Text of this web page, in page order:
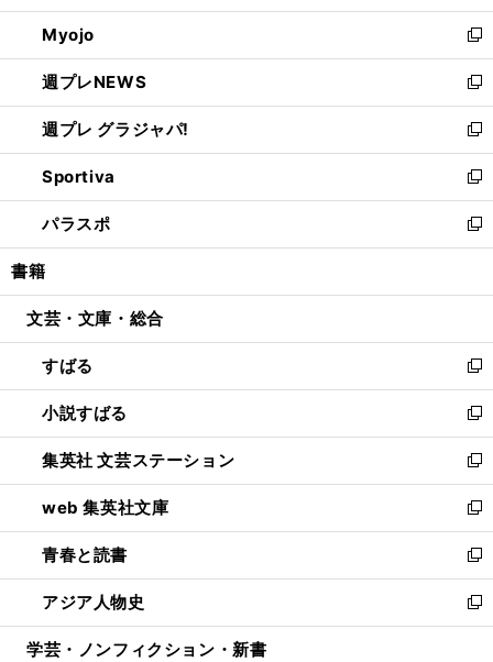
開
く
ウ
で
開
く
ン
ド
ウ
で
開
く
ウ
ィ
ン
ド
ウ
で
開
く
Myojo
新
し
い
ウ
ィ
ン
ド
ウ
で
開
週プレNEWS
新
し
い
ウ
ィ
ン
ド
ウ
開
週プレ グラジャパ!
新
し
い
ウ
ィ
ン
ウ
開
く
Sportiva
新
し
い
ウ
ン
ウ
で
開
く
パラスポ
新
し
ウ
ン
ド
ウ
で
開
く
書籍
文芸・文庫・総合
すばる
新
し
い
ウ
ィ
ン
ド
ウ
で
開
く
小説すばる
新
し
い
ウ
ィ
ン
ド
ウ
で
開
集英社 文芸ステーション
新
し
い
ウ
ィ
ン
ド
ウ
web 集英社文庫
新
し
い
ウ
ィ
ン
青春と読書
新
し
い
ウ
アジア人物史
新
し
学芸・ノンフィクション・新書